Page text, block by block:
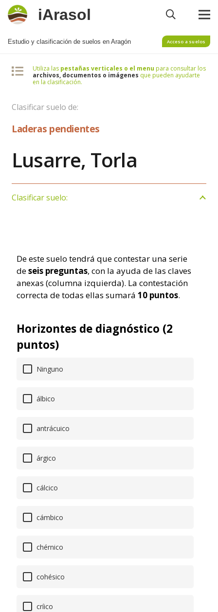
iArasol
Estudio y clasificación de suelos en Aragón Acceso a suelos
Utiliza las pestañas verticales o el menu para consultar los
archivos, documentos o imágenes que pueden ayudarte
en la clasificación.
Clasificar suelo de:
Laderas pendientes
Lusarre, Torla
Clasificar suelo:
De este suelo tendrá que contestar una serie
deseis preguntas, con la ayuda de las claves
anexas (columna izquierda). La contestación
correcta de todas ellas sumará 10 puntos.
Horizontes de diagnóstico (2
puntos)
Ninguno
álbico
antrácuico
árgico
cálcico
cámbico
chérnico
cohésico
críico